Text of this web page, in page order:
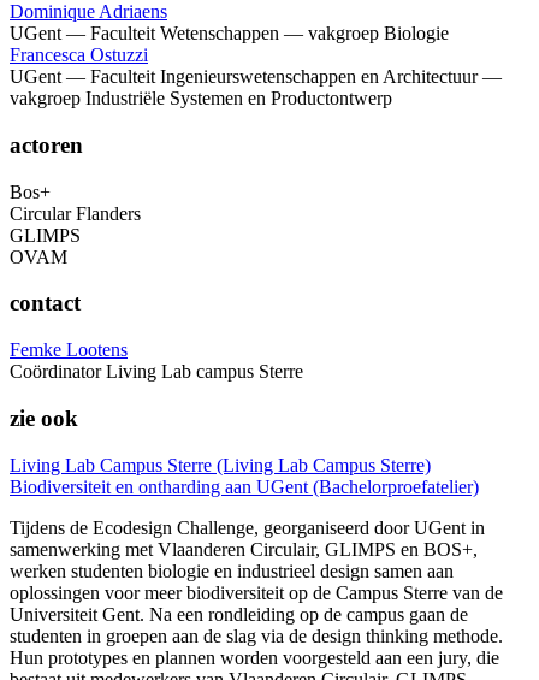
Dominique Adriaens
UGent — Faculteit Wetenschappen — vakgroep Biologie
Francesca Ostuzzi
UGent — Faculteit Ingenieurswetenschappen en Architectuur —
vakgroep Industriële Systemen en Productontwerp
actoren
Bos+
Circular Flanders
GLIMPS
OVAM
contact
Femke Lootens
Coördinator Living Lab campus Sterre
zie ook
Living Lab Campus Sterre (Living Lab Campus Sterre)
Biodiversiteit en ontharding aan UGent (Bachelorproefatelier)
Tijdens de Ecodesign Challenge, georganiseerd door UGent in
samenwerking met Vlaanderen Circulair, GLIMPS en BOS+,
werken studenten biologie en industrieel design samen aan
oplossingen voor meer biodiversiteit op de Campus Sterre van de
Universiteit Gent. Na een rondleiding op de campus gaan de
studenten in groepen aan de slag via de design thinking methode.
Hun prototypes en plannen worden voorgesteld aan een jury, die